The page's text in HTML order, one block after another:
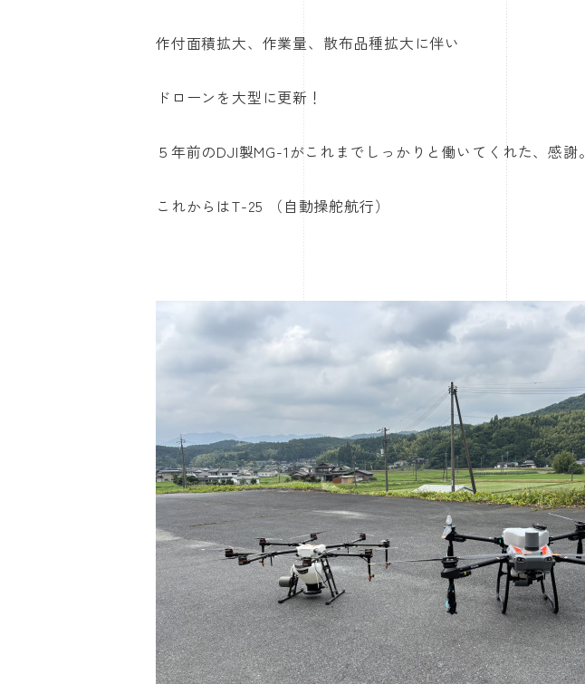
作付面積拡大、作業量、散布品種拡大に伴い
ドローンを大型に更新！
５年前のDJI製MG-1がこれまでしっかりと働いてくれた、感謝。
これからはT-25 （自動操舵航行）